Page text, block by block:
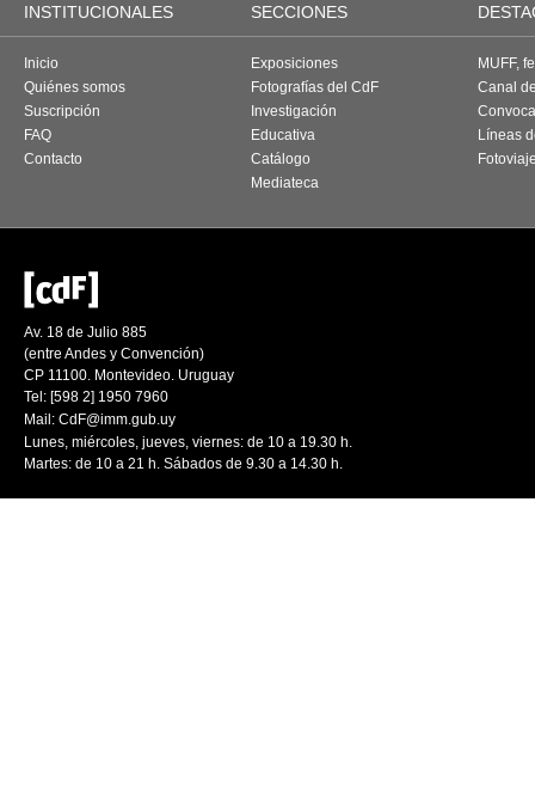
INSTITUCIONALES SECCIONES
Inicio
Quiénes somos
Suscripción
FAQ
Contacto
Exposiciones
Fotografías del CdF
Investigación
Educativa
Catálogo
Mediateca
MUFF,
Canal
Líneas
Av. 18 de Julio 885
(entre Andes y Convención)
CP 11100. Montevideo. Uruguay
Tel: [598 2] 1950 7960
Mail: CdF@imm.gub.uy
Lunes, miércoles, jueves, viernes: de 10 a 19.30 h.
Martes: de 10 a 21 h. Sábados de 9.30 a 14.30 h.